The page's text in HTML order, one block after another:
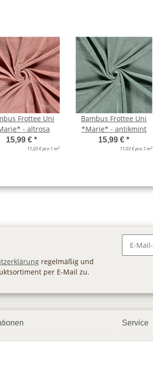
Frottee Uni
- altrosa
15,99 €*
11,03 € pro 1 m2
Bambus Frottee Uni
*Marie* - antikmint
15,99 €*
11,03 € pro 1 m2
regelmäßig und
per E-Mail zu.
Service